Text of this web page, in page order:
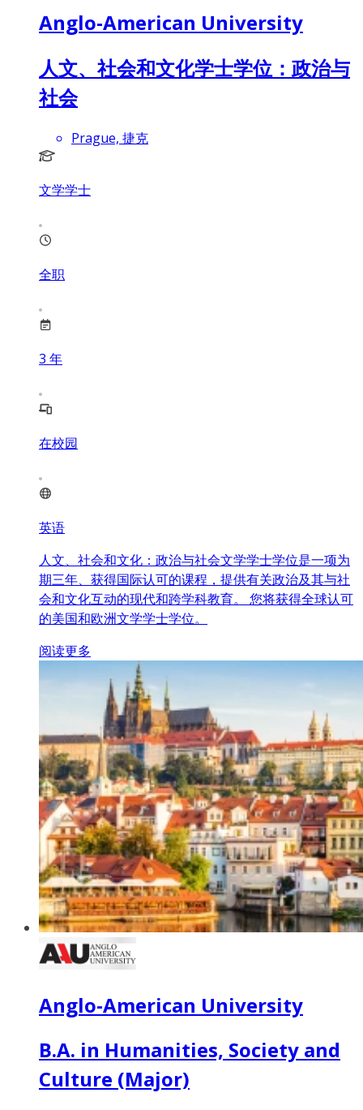
Anglo-American University
人文、社会和文化学士学位：政治与
社会
Prague, 捷克
文学学士
全职
3 年
在校园
英语
人文、社会和文化：政治与社会文学学士学位是一项为
期三年、获得国际认可的课程，提供有关政治及其与社
会和文化互动的现代和跨学科教育。 您将获得全球认可
的美国和欧洲文学学士学位。
阅读更多
Anglo-American University
B.A. in Humanities, Society and
Culture (Major)